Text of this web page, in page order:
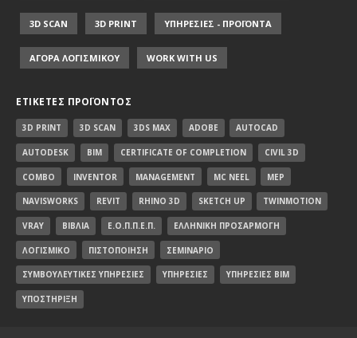
3D SCAN 3D PRINT ΥΠΗΡΕΣΙΕΣ - ΠΡΟΪΟΝΤΑ
ΑΓΟΡΑ ΛΟΓΙΣΜΙΚΟΥ WORK WITH US
ΕΤΙΚΈΤΕΣ ΠΡΟΪΌΝΤΟΣ
3D PRINT 3D SCAN 3DS MAX ADOBE AUTOCAD
AUTODESK BIM CERTIFICATE OF COMPLETION CIVIL 3D
COMBO INVENTOR MANAGEMENT MC NEEL MEP
NAVISWORKS REVIT RHINO 3D SKETCH UP TWINMOTION
VRAY ΒΙΒΛΊΑ Ε.Ο.Π.Π.Ε.Π. ΕΛΛΗΝΙΚΉ ΠΡΟΣΑΡΜΟΓΉ
ΛΟΓΙΣΜΙΚΌ ΠΙΣΤΟΠΟΊΗΣΗ ΣΕΜΙΝΆΡΙΟ
ΣΥΜΒΟΥΛΕΥΤΙΚΈΣ ΥΠΗΡΕΣΊΕΣ ΥΠΗΡΕΣΊΕΣ ΥΠΗΡΕΣΊΕΣ BIM
ΥΠΟΣΤΉΡΙΞΗ